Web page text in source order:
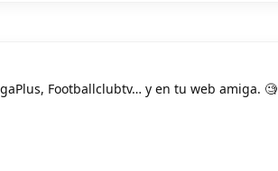
Footballclubtv… y en tu web amiga. 🧐